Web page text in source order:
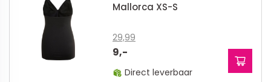
Mallorca XS-S
29,99
9,-
Direct leverbaar